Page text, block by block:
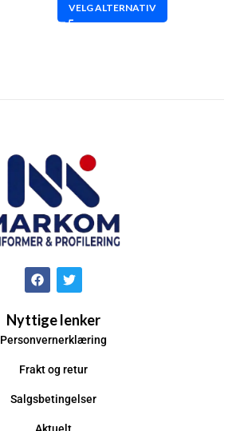
VELG ALTERNATIV
Nyttige lenker
Personvernerklæring
Frakt og retur
Salgsbetingelser
Aktuelt